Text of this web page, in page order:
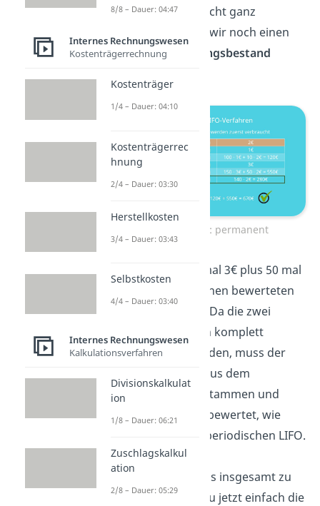
Da diese wieder nicht ganz
ausreicht müssen wir noch einen
Teil aus dem
Anfangsbestand
LIFO Beispiel: permanent
Wir rechnen 150 mal 3€ plus 50 mal
2€ und erhalten einen bewerteten
Abgang von
. Da die zwei
Lieferungen schon komplett
aufgebraucht wurden, muss der
also aus dem
Anfangsbestand
stammen und
wird somit mit 2€ bewertet, wie
auch schon beim periodischen LIFO.
Um den Wert des
Materialverbrauchs insgesamt zu
erhalten, kannst du jetzt einfach die
8/8 – Dauer: 04:47
Internes Rechnungswesen
Kostenträgerrechnung
Kostenträger
1/4 – Dauer: 04:10
Kostenträgerrec
hnung
2/4 – Dauer: 03:30
Herstellkosten
3/4 – Dauer: 03:43
Selbstkosten
4/4 – Dauer: 03:40
Internes Rechnungswesen
Kalkulationsverfahren
Divisionskalkulat
ion
1/8 – Dauer: 06:21
Zuschlagskalkul
ation
2/8 – Dauer: 05:29